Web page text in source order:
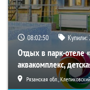
08:02:49 Купили:
Отдых в парк-отеле
аквакомплекс,
Рязанская обл.,